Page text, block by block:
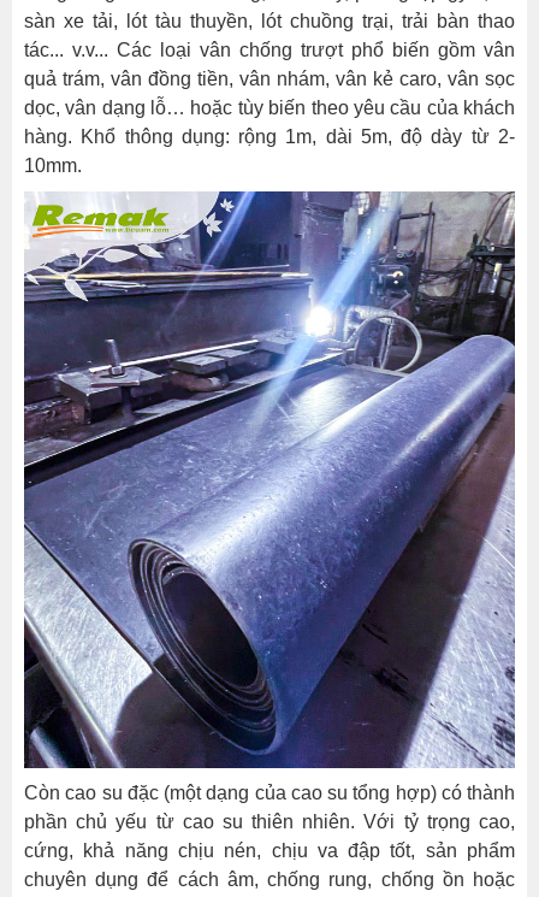
sàn xe tải, lót tàu thuyền, lót chuồng trại, trải bàn thao
tác... v.v... Các loại vân chống trượt phổ biến gồm vân
quả trám, vân đồng tiền, vân nhám, vân kẻ caro, vân sọc
dọc, vân dạng lỗ… hoặc tùy biến theo yêu cầu của khách
hàng. Khổ thông dụng: rộng 1m, dài 5m, độ dày từ 2-
10mm.
Còn cao su đặc (một dạng của cao su tổng hợp) có thành
phần chủ yếu từ cao su thiên nhiên. Với tỷ trọng cao,
cứng, khả năng chịu nén, chịu va đập tốt, sản phẩm
chuyên dụng để cách âm, chống rung, chống ồn hoặc